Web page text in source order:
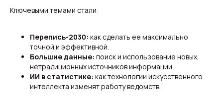
Ключевыми темами стали:
Перепись-2030: как сделать ее максимально
точной и эффективной.
Большие данные: поиск и использование новых,
нетрадиционных источников информации.
ИИ в статистике: как технологии искусственного
интеллекта изменят работу ведомств.
Новости
Экономика
Политика
Подборки
Мир
Окружные вести